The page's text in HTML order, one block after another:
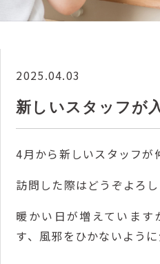
2025.04.03
新しいスタッフが
4月から新しいスタッフが
訪問した際はどうぞよろし
暖かい日が増えていま
す、風邪をひかないように